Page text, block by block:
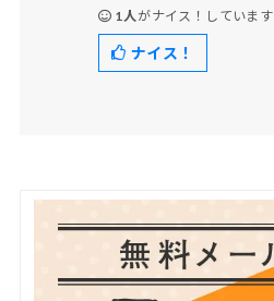
1人がナイス！しています
ナイス！